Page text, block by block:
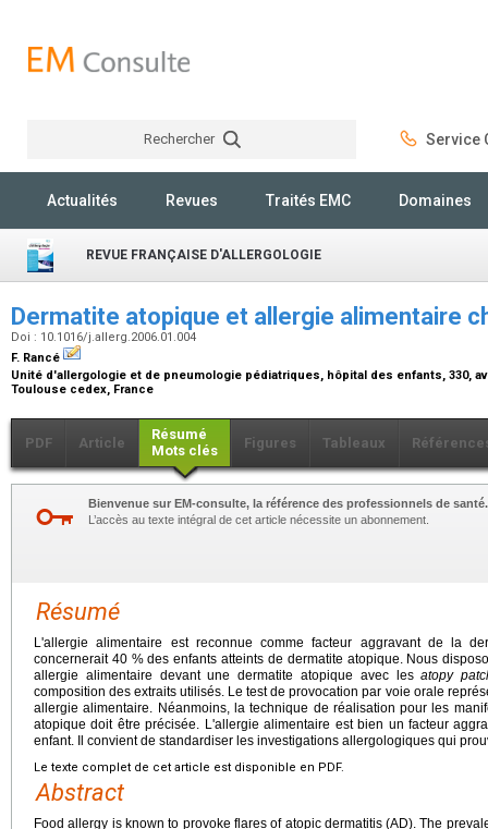
Rechercher Service
Actualités Revues Traités EMC Domaines
REVUE FRANÇAISE D'ALLERGOLOGIE
Dermatite atopique et allergie alimentaire
Doi : 10.1016/j.allerg.2006.01.004
F. Rancé
Unité d'allergologie et de pneumologie pédiatriques, hôpital des enfants, 330,
Toulouse cedex, France
PDF Article
Résumé
Mots clés
Figures Tableaux
Bienvenue sur EM-consulte, la référence des professionnels de santé.
L’accès au texte intégral de cet article nécessite un abonnement.
Résumé
L'allergie alimentaire est reconnue comme facteur aggravant de la
concernerait 40 % des enfants atteints de dermatite atopique. Nous
allergie alimentaire devant une dermatite atopique avec lesatopy
composition des extraits utilisés. Le test de provocation par voie orale
allergie alimentaire. Néanmoins, la technique de réalisation pour les
atopique doit être précisée. L'allergie alimentaire est bien un facteur
enfant. Il convient de standardiser les investigations allergologiques qui
Le texte complet de cet article est disponible en PDF.
Abstract
Food allergy is known to provoke flares of atopic dermatitis (AD). The